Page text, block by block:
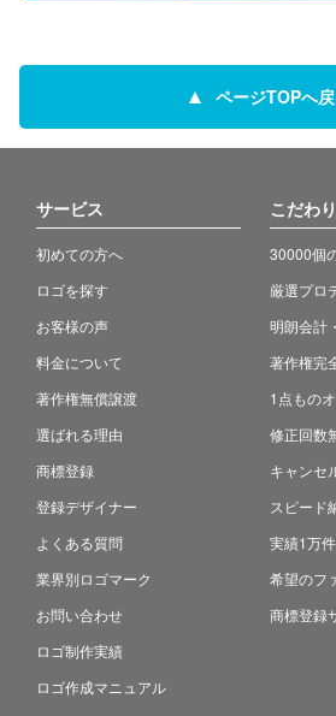
ページTOPへ
サービス
初めての方へ
ロゴを探す
お客様の声
料金について
著作権無償譲渡
選ばれる理由
商標登録
登録デザイナー
よくある質問
業界別ロゴマーク
お問い合わせ
ロゴ制作実績
ロゴ作成マニュアル
こだわり
30000個
厳選プロ
明朗会計
著作権完
1点もの
修正回数
キャンセ
スピード
実績1万
希望のフ
商標登録